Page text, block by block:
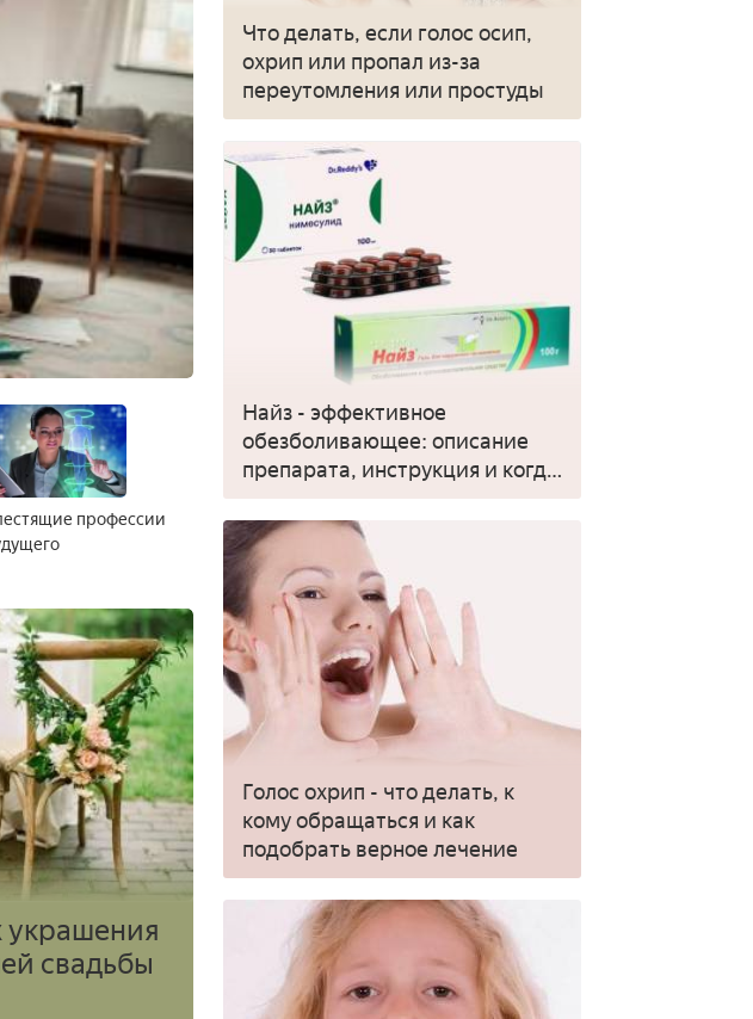
профессии
украшения
свадьбы
Что делать, если голос осип,
охрип или пропал из-за
переутомления или простуды
Найз - эффективное
обезболивающее: описание
препарата, инструкция и когда
применять
Голос охрип - что делать, к
кому обращаться и как
подобрать верное лечение